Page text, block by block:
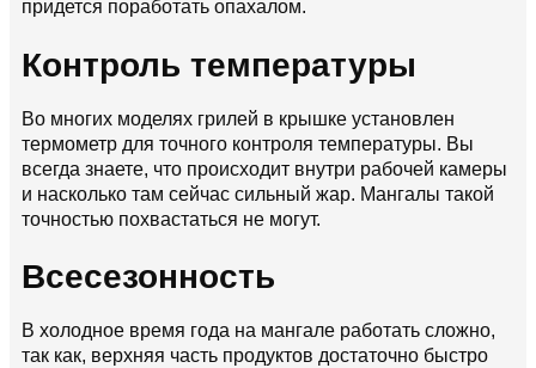
придется поработать опахалом.
Контроль температуры
Во многих моделях грилей в крышке установлен
термометр для точного контроля температуры. Вы
всегда знаете, что происходит внутри рабочей камеры
и насколько там сейчас сильный жар. Мангалы такой
точностью похвастаться не могут.
Всесезонность
В холодное время года на мангале работать сложно,
так как, верхняя часть продуктов достаточно быстро